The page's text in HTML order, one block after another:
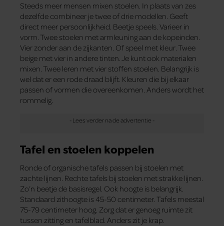
Steeds meer mensen mixen stoelen. In plaats van zes
dezelfde combineer je twee of drie modellen. Geeft
direct meer persoonlijkheid. Beetje speels. Varieer in
vorm. Twee stoelen met armleuning aan de kopeinden.
Vier zonder aan de zijkanten. Of speel met kleur. Twee
beige met vier in andere tinten. Je kunt ook materialen
mixen. Twee leren met vier stoffen stoelen. Belangrijk is
wel dat er een rode draad blijft. Kleuren die bij elkaar
passen of vormen die overeenkomen. Anders wordt het
rommelig.
Tafel en stoelen koppelen
Ronde of organische tafels passen bij stoelen met
zachte lijnen. Rechte tafels bij stoelen met strakke lijnen.
Zo’n beetje de basisregel. Ook hoogte is belangrijk.
Standaard zithoogte is 45-50 centimeter. Tafels meestal
75-79 centimeter hoog. Zorg dat er genoeg ruimte zit
tussen zitting en tafelblad. Anders zit je krap.